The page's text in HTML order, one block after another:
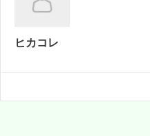
ヒカコレ